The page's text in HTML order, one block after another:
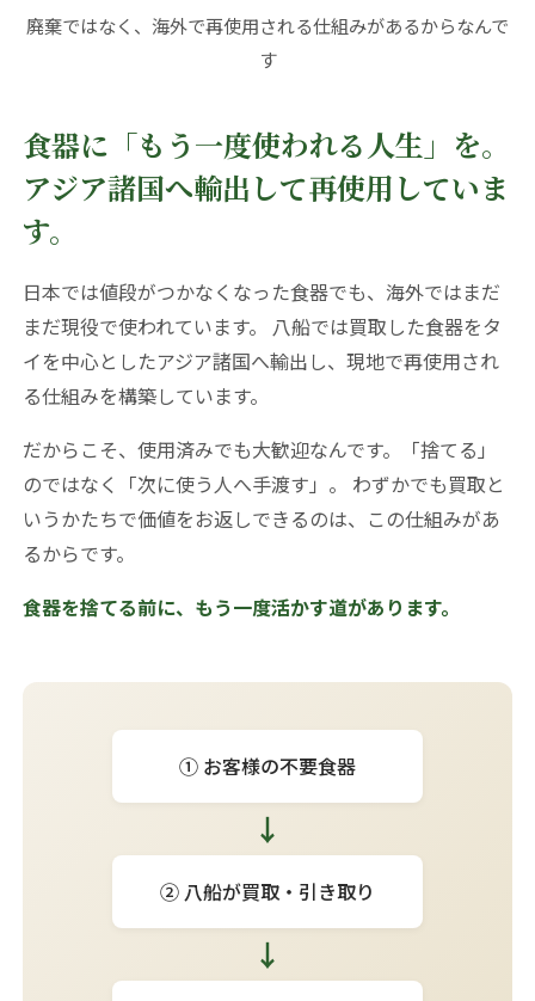
廃棄ではなく、海外で再使用される仕組みがあるからなんで
す
食器に「もう一度使われる人生」を。
アジア諸国へ輸出して再使用していま
す。
日本では値段がつかなくなった食器でも、海外ではまだ
まだ現役で使われています。 八船では買取した食器をタ
イを中心としたアジア諸国へ輸出し、現地で再使用され
る仕組みを構築しています。
だからこそ、使用済みでも大歓迎なんです。「捨てる」
のではなく「次に使う人へ手渡す」。 わずかでも買取と
いうかたちで価値をお返しできるのは、この仕組みがあ
るからです。
食器を捨てる前に、もう一度活かす道があります。
① お客様の不要食器
↓
② 八船が買取・引き取り
↓